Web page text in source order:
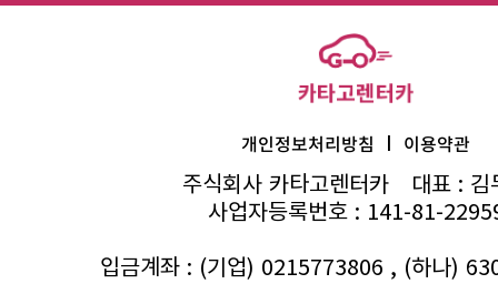
개인정보처리방침 I 이용약관
주식회사 카타고렌터카
대표 : 김
사업자등록번호 : 141-81-
입금계좌 : (기업) 0215773806 , (하나)